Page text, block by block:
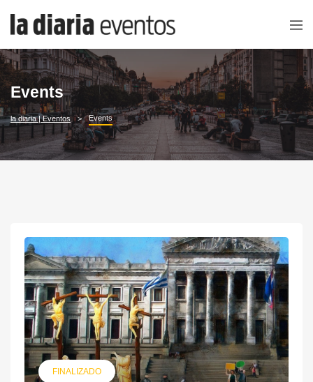
Events
la diaria | Eventos Events
FINALIZADO